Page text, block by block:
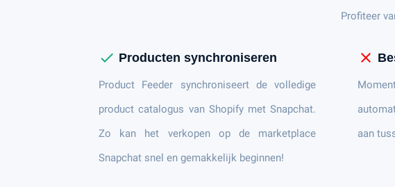
Profiteer
check Producten synchroniseren
Product Feeder synchroniseert de volledige
product catalogus van Shopify met Snapchat.
Zo kan het verkopen op de marketplace
Snapchat snel en gemakkelijk beginnen!
close
aan